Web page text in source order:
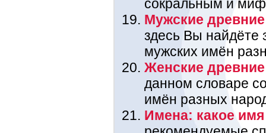
сокральным и
Мужские
здесь Вы найдёте
мужских имён
Женские
данном словаре
имён разных
Имена: какое имя